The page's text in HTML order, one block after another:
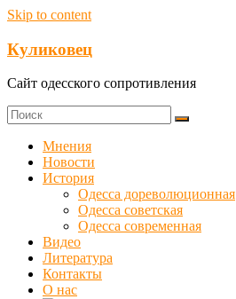
Skip to content
Куликовец
Сайт одесского сопротивления
Мнения
Новости
История
Одесса дореволюционная
Одесса советская
Одесса современная
Видео
Литература
Контакты
О нас